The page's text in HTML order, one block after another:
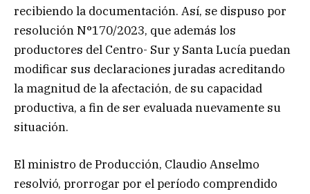
recibiendo la documentación. Así, se dispuso por
resolución N°170/2023, que además los
productores del Centro- Sur y Santa Lucía puedan
modificar sus declaraciones juradas acreditando
la magnitud de la afectación, de su capacidad
productiva, a fin de ser evaluada nuevamente su
situación.
El ministro de Producción, Claudio Anselmo
resolvió, prorrogar por el período comprendido